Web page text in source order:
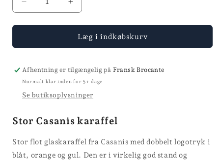
Reducer
antallet
for
karaffel
Øg
antallet
for
Casanis
karaffel
Læg i indkøbskurv
Afhentning er tilgængelig på Fransk Brocante
Normalt klar inden for 5+ dage
Se butiksoplysninger
Stor Casanis karaffel
Stor flot glaskaraffel fra Casanis med dobbelt logotryk i
blåt, orange og gul. Den er i virkelig god stand og